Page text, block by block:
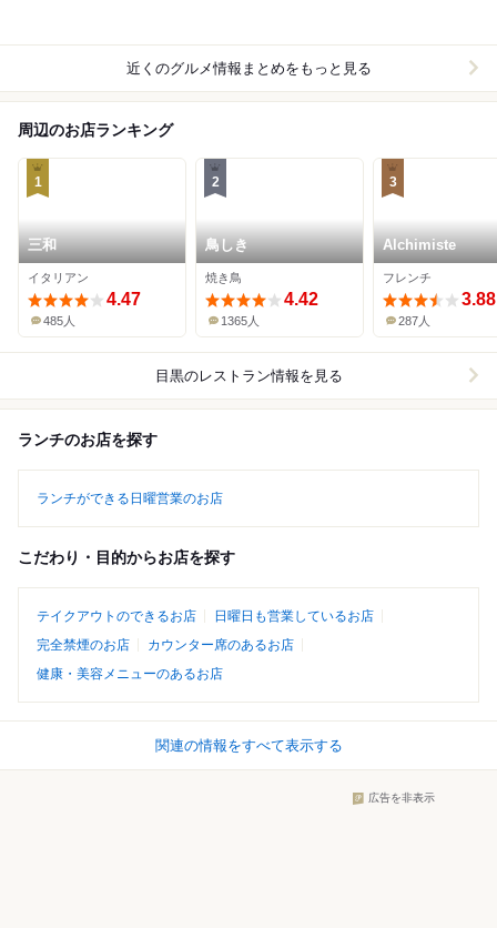
近くのグルメ情報まとめをもっと見る
周辺のお店ランキング
1
三和
イタリアン
4.47
485人
2
鳥しき
焼き鳥
4.42
1365人
3
Alchimiste
フレンチ
3.88
287人
目黒のレストラン情報を見る
ランチのお店を探す
ランチができる日曜営業のお店
こだわり・目的からお店を探す
テイクアウトのできるお店
日曜日も営業しているお店
完全禁煙のお店
カウンター席のあるお店
健康・美容メニューのあるお店
関連の情報をすべて表示する
広告を非表示